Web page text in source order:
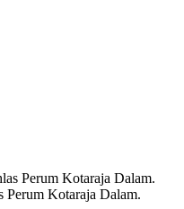
Perum Kotaraja Dalam.